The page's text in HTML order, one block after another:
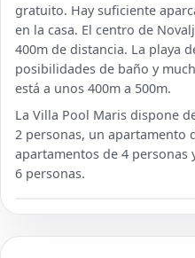
gratuito. Hay suficiente
en la casa. El centro de
400m de distancia. La playa
posibilidades de baño y
está a unos 400m a 500m.
La Villa Pool Maris dispone
2 personas, un apartamento
apartamentos de 4 personas
6 personas.